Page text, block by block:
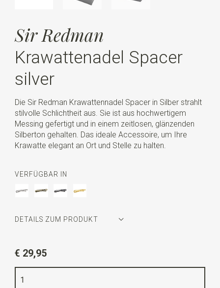
Sir Redman
Krawattenadel Spacer
silver
Die Sir Redman Krawattennadel Spacer in Silber strahlt
stilvolle Schlichtheit aus. Sie ist aus hochwertigem
Messing gefertigt und in einem zeitlosen, glänzenden
Silberton gehalten. Das ideale Accessoire, um Ihre
Krawatte elegant an Ort und Stelle zu halten.
VERFÜGBAR IN
DETAILS ZUM PRODUKT
Farbe
Qualität
€ 29,95